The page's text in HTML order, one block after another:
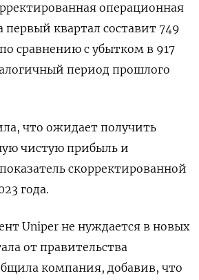
операционная
первый квартал составит 749
сравнению с убытком в 917
период прошлого
что ожидает получить
чистую прибыль и
скорректированной
года.
Uniper не нуждается в новых
от правительства
компания, добавив, что